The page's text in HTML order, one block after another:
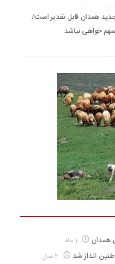
همدان قابل تقدیر است/
خواهی نباشد
همدان
انداز شد